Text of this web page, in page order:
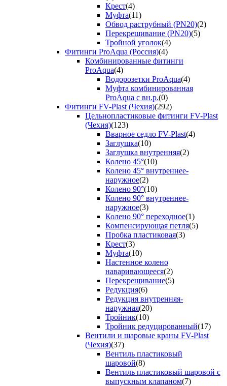
Крест(4)
Муфта(11)
Обвод раструбный (PN20)(2)
Перекрещивание (PN20)(5)
Тройной уголок(4)
Фитинги ProAqua (Россия)(4)
Комбинированные фитинги
ProAqua(4)
Водорозетки ProAqua(4)
Муфта комбинированная
ProAqua с вн.р.(0)
Фитинги FV-Plast (Чехия)(292)
Цельнопластиковые фитинги FV-Plast
(Чехия)(123)
Вварное седло FV-Plast(4)
Заглушка(10)
Заглушка внутренняя(2)
Колено 45°(10)
Колено 45° внутреннее-
наружное(2)
Колено 90°(10)
Колено 90° внутреннее-
наружное(3)
Колено 90° переходное(1)
Компенсирующая петля(5)
Пробка пластиковая(3)
Крест(3)
Муфта(10)
Настенное колено
наваривающееся(2)
Перекрещивание(5)
Редукция(6)
Редукция внутренняя-
наружная(20)
Тройник(10)
Тройник редуцированный(17)
Вентили и шаровые краны FV-Plast
(Чехия)(37)
Вентиль пластиковый
шаровой(8)
Вентиль пластиковый шаровой с
выпускным клапаном(7)